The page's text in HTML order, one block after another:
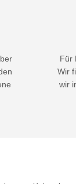
Für
Wir
wir